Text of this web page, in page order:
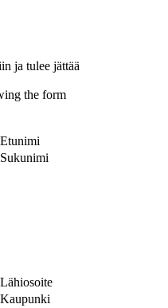
ja tulee jättää
the form
Etunimi
Sukunimi
Lähiosoite
Kaupunki